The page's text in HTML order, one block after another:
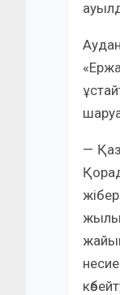
—
жылы